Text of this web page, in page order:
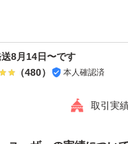
8月14日〜です
（480） 本人確認済
取引実